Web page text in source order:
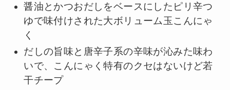
醤油とかつおだしをベースにしたピリ辛つ
ゆで味付けされた大ボリューム玉こんにゃ
く
だしの旨味と唐辛子系の辛味が沁みた味わ
いで、こんにゃく特有のクセはないけど若
干チープ